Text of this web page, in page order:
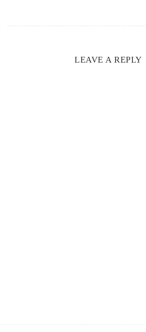
LEAVE A REPLY